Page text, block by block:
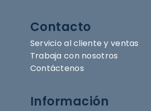
Contacto
Servicio al cliente y ventas
Trabaja con nosotros
Contáctenos
Información